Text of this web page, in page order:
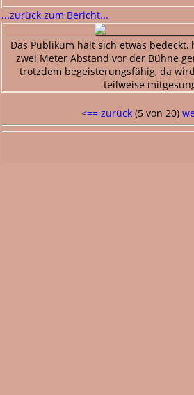
...zurück zum Bericht...
Das Publikum hält sich etwas
zwei Meter Abstand vor der Bühne
trotzdem begeisterungsfähig, da
teilweise
<== zurück(5 von 20)